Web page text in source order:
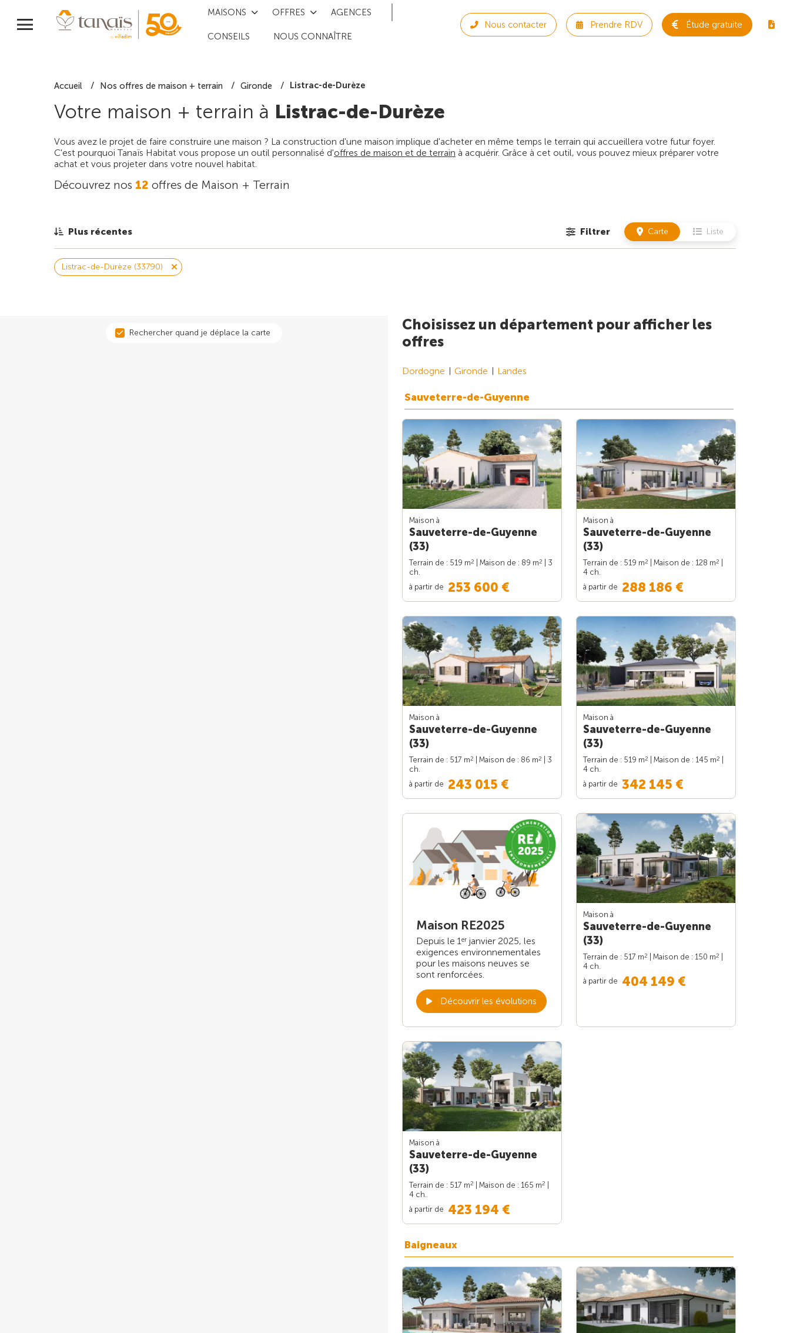
MAISONS OFFRES AGENCES
CONSEILS NOUS CONNAÎTRE
Nous contacter Prendre RDV Étude gratuite
Accueil Nos offres de maison + terrain Gironde Listrac-de-Durèze
Votre maison + terrain à Listrac-de-Durèze
Vous avez le projet de faire construire une maison ? La construction d'une maison implique d'acheter en même temps le terrain qui accueillera votre futur foyer.
C'est pourquoi Tanaïs Habitat vous propose un outil personnalisé d'offres de maison et de terrain à acquérir. Grâce à cet outil, vous pouvez mieux préparer votre
achat et vous projeter dans votre nouvel habitat.
Découvrez nos 12 offres de Maison + Terrain
Plus récentes Filtrer Carte Liste
Listrac-de-Durèze (33790)
Rechercher quand je déplace la carte
Choisissez un département pour afficher les
offres
Dordogne Gironde Landes
Sauveterre-de-Guyenne
Maison à
Sauveterre-de-Guyenne
(33)
Terrain de : 519 m2 | Maison de : 89 m2
| 3
ch.
à partir de 253 600 €
Maison à
Sauveterre-de-Guyenne
(33)
Terrain de : 519 m2 | Maison de : 128 m2
4 ch.
à partir de 288 186 €
Maison à
Sauveterre-de-Guyenne
(33)
Terrain de : 517 m2 | Maison de : 86 m2
| 3
ch.
à partir de 243 015 €
Maison à
Sauveterre-de-Guyenne
(33)
Terrain de : 519 m2 | Maison de : 145 m2
4 ch.
à partir de 342 145 €
Maison RE2025
Depuis le 1 er janvier 2025, les
exigences environnementales
pour les maisons neuves se
sont renforcées.
Découvrir les évolutions
Maison à
Sauveterre-de-Guyenne
(33)
Terrain de : 517 m2 | Maison de : 150 m2
4 ch.
à partir de 404 149 €
Maison à
Sauveterre-de-Guyenne
(33)
Terrain de : 517 m2 | Maison de : 165 m2
4 ch.
à partir de 423 194 €
Baigneaux